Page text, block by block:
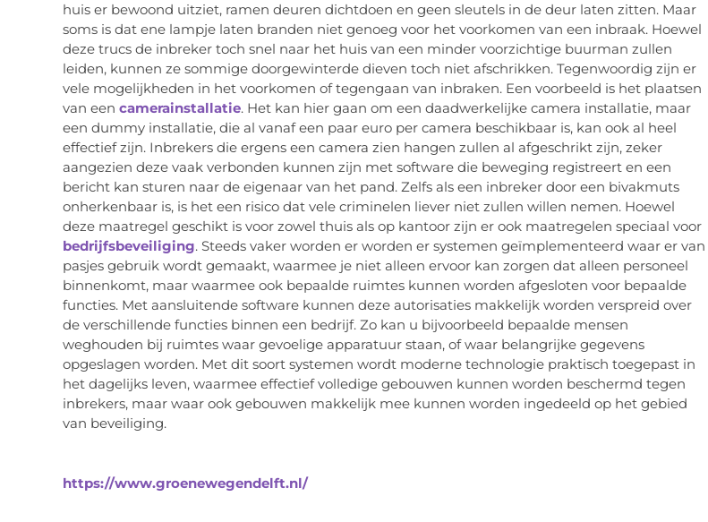
huis er bewoond uitziet, ramen deuren dichtdoen en geen sleutels in de deur laten zitten. Maar
soms is dat ene lampje laten branden niet genoeg voor het voorkomen van een inbraak. Hoewel
deze trucs de inbreker toch snel naar het huis van een minder voorzichtige buurman zullen
leiden, kunnen ze sommige doorgewinterde dieven toch niet afschrikken. Tegenwoordig zijn er
vele mogelijkheden in het voorkomen of tegengaan van inbraken. Een voorbeeld is het plaatsen
van een camerainstallatie. Het kan hier gaan om een daadwerkelijke camera installatie, maar
een dummy installatie, die al vanaf een paar euro per camera beschikbaar is, kan ook al heel
effectief zijn. Inbrekers die ergens een camera zien hangen zullen al afgeschrikt zijn, zeker
aangezien deze vaak verbonden kunnen zijn met software die beweging registreert en een
bericht kan sturen naar de eigenaar van het pand. Zelfs als een inbreker door een bivakmuts
onherkenbaar is, is het een risico dat vele criminelen liever niet zullen willen nemen. Hoewel
deze maatregel geschikt is voor zowel thuis als op kantoor zijn er ook maatregelen speciaal voor
bedrijfsbeveiliging. Steeds vaker worden er worden er systemen geïmplementeerd waar er van
pasjes gebruik wordt gemaakt, waarmee je niet alleen ervoor kan zorgen dat alleen personeel
binnenkomt, maar waarmee ook bepaalde ruimtes kunnen worden afgesloten voor bepaalde
functies. Met aansluitende software kunnen deze autorisaties makkelijk worden verspreid over
de verschillende functies binnen een bedrijf. Zo kan u bijvoorbeeld bepaalde mensen
weghouden bij ruimtes waar gevoelige apparatuur staan, of waar belangrijke gegevens
opgeslagen worden. Met dit soort systemen wordt moderne technologie praktisch toegepast in
het dagelijks leven, waarmee effectief volledige gebouwen kunnen worden beschermd tegen
inbrekers, maar waar ook gebouwen makkelijk mee kunnen worden ingedeeld op het gebied
van beveiliging.
https://www.groenewegendelft.nl/